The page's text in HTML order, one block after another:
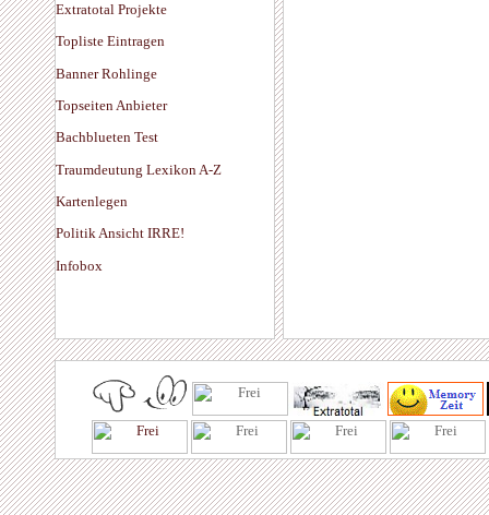
Extratotal Projekte
Topliste Eintragen
Banner Rohlinge
Topseiten Anbieter
Bachblueten Test
Traumdeutung Lexikon A-Z
Kartenlegen
Politik Ansicht IRRE!
Infobox